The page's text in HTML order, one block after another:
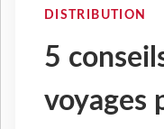
DISTRIBUTION
5
voyages